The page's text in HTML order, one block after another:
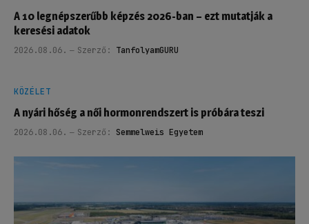
A 10 legnépszerűbb képzés 2026-ban – ezt mutatják a
keresési adatok
2026.08.06. Szerző: TanfolyamGURU
KÖZÉLET
A nyári hőség a női hormonrendszert is próbára teszi
2026.08.06. Szerző: Semmelweis Egyetem